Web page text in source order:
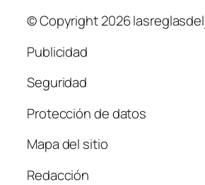
© Copyright 2026
Publicidad
Seguridad
Protección de datos
Mapa del sitio
Redacción